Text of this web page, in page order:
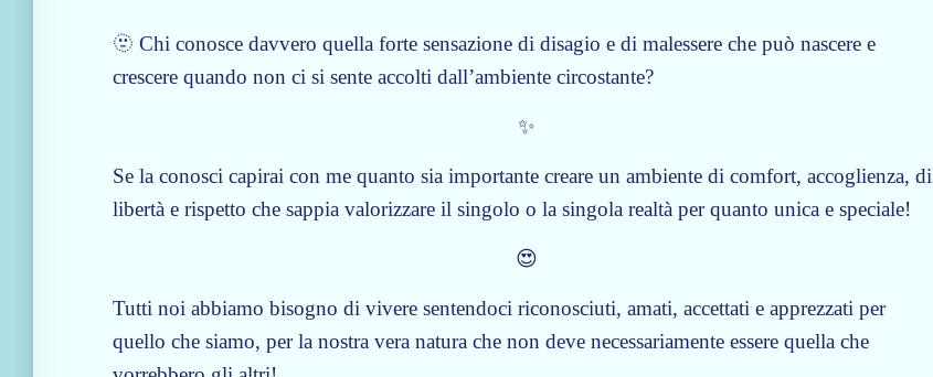
🫥 Chi conosce davvero quella forte sensazione di disagio e di malessere che può nascere e
crescere quando non ci si sente accolti dall’ambiente circostante?
✨
Se la conosci capirai con me quanto sia importante creare un ambiente di comfort, accoglienza, di
libertà e rispetto che sappia valorizzare il singolo o la singola realtà per quanto unica e speciale!
😍
Tutti noi abbiamo bisogno di vivere sentendoci riconosciuti, amati, accettati e apprezzati per
quello che siamo, per la nostra vera natura che non deve necessariamente essere quella che